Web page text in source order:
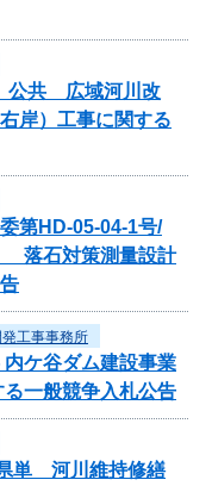
公共 広域河川改
岸）工事に関する
第HD-05-04-1号/
落石対策測量設計
工事事務所
内ケ谷ダム建設事業
一般競争入札公告
単 河川維持修繕